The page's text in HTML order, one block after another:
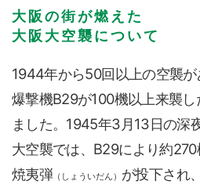
大阪の街が燃えた
大阪大空襲について
1944年から50回以上の空襲
爆撃機B29が100機以上来襲
ました。1945年3月13日の深
大空襲では、B29により約
焼夷弾（しょういだん） が投下され